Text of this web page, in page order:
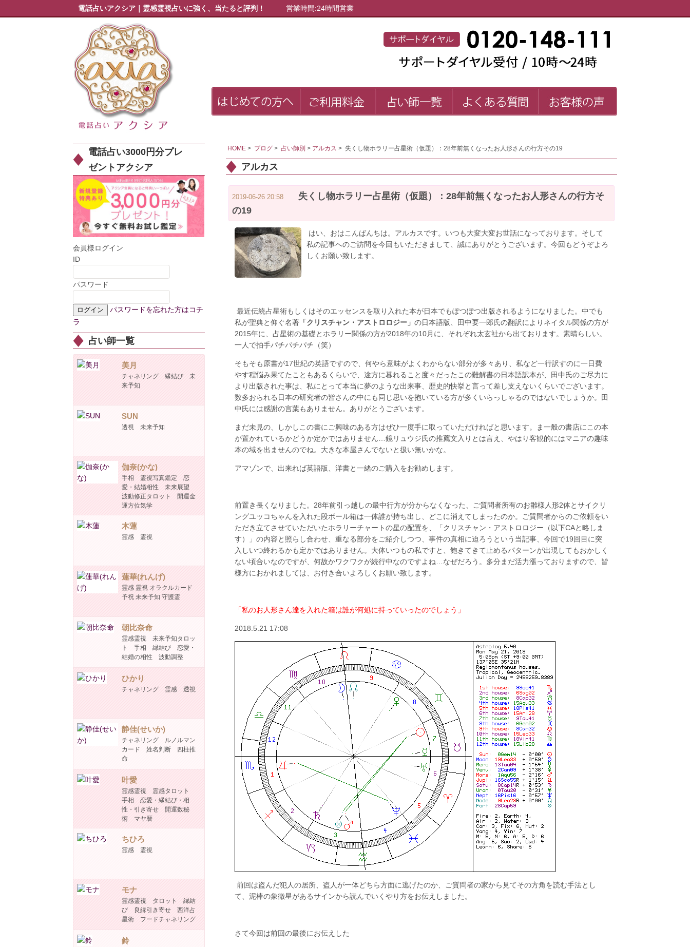
電話占いアクシア｜霊感霊視占いに強く、当たると評判！ 営業時間:24時間営業
電話占い3000円分プレ
ゼントアクシア
会員様ログイン
ID
パスワード
パスワードを忘れた方はコチ
ラ
占い師一覧
美月
チャネリング 縁結び 未
来予知
SUN
透視 未来予知
伽奈(かな)
手相 霊視写真鑑定 恋
愛・結婚相性 未来展望
波動修正タロット 開運金
運方位気学
木蓮
霊感 霊視
蓮華(れんげ)
霊感 霊視 オラクルカード
予祝 未来予知 守護霊
朝比奈命
霊感霊視 未来予知タロッ
ト 手相 縁結び 恋愛・
結婚の相性 波動調整
ひかり
チャネリング 霊感 透視
静佳(せいか)
チャネリング ルノルマン
カード 姓名判断 四柱推
命
叶愛
霊感霊視 霊感タロット
手相 恋愛・縁結び・相
性・引き寄せ 開運数秘
術 マヤ暦
ちひろ
霊感 霊視
モナ
霊感霊視 タロット 縁結
び 良縁引き寄せ 西洋占
星術 フードチャネリング
鈴
HOME> ブログ> 占い師別 > アルカス > 失くし物ホラリー占星術（仮題）：28年前無くなったお人形さんの行方その19
アルカス
2019-06-26 20:58
失くし物ホラリー占星術（仮題）：28年前無くなったお人形さんの行方そ
の19
はい、おはこんばんちは。アルカスです。いつも大変大変お世話になっております。そして
私の記事へのご訪問を今回もいただきまして、誠にありがとうございます。今回もどうぞよろ
しくお願い致します。
最近伝統占星術もしくはそのエッセンスを取り入れた本が日本でもぽつぽつ出版されるようになりました。中でも
私が聖典と仰ぐ名著「クリスチャン・アストロロジー」 の日本語版、田中要一郎氏の翻訳によりネイタル関係の方が
2015年に、占星術の基礎とホラリー関係の方が2018年の10月に、それぞれ太玄社から出ております。素晴らしい。
一人で拍手パチパチパチ（笑）
そもそも原書が17世紀の英語ですので、何やら意味がよくわからない部分が多々あり、私など一行訳すのに一日費
やす程悩み果てたこともあるくらいで、途方に暮れること度々だったこの難解書の日本語訳本が、田中氏のご尽力に
より出版された事は、私にとって本当に夢のような出来事、歴史的快挙と言って差し支えないくらいでございます。
数多おられる日本の研究者の皆さんの中にも同じ思いを抱いている方が多くいらっしゃるのではないでしょうか。田
中氏には感謝の言葉もありません。ありがとうございます。
まだ未見の、しかしこの書にご興味のある方はぜひ一度手に取っていただければと思います。ま一般の書店にこの本
が置かれているかどうか定かではありません…鏡リュウジ氏の推薦文入りとは言え、やはり客観的にはマニアの趣味
本の域を出ませんのでね。大きな本屋さんでないと扱い無いかな。
アマゾンで、出来れば英語版、洋書と一緒のご購入をお勧めします。
前置き長くなりました。28年前引っ越しの最中行方が分からなくなった、ご質問者所有のお雛様人形2体とサイクリ
ングユッコちゃんを入れた段ボール箱は一体誰が持ち出し、どこに消えてしまったのか。ご質問者からのご依頼をい
ただき立てさせていただいたホラリーチャートの星の配置を、「クリスチャン・アストロロジー（以下CAと略しま
す）」の内容と照らし合わせ、重なる部分をご紹介しつつ、事件の真相に迫ろうという当記事、今回で19回目に突
入しいつ終わるかも定かではありません。大体いつもの私ですと、飽きてきて止めるパターンが出現してもおかしく
ない頃合いなのですが、何故かワクワクが続行中なのですよね…なぜだろう。多分まだ活力漲っておりますので、皆
様方におかれましては、お付き合いよろしくお願い致します。
「私のお人形さん達を入れた箱は誰が何処に持っていったのでしょう」
2018.5.21 17:08
前回は盗んだ犯人の居所、盗人が一体どちら方面に逃げたのか、ご質問者の家から見てその方角を読む手法とし
て、泥棒の象徴星があるサインから読んでいくやり方をお伝えしました。
さて今回は前回の最後にお伝えした